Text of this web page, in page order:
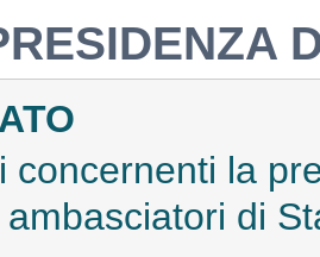
concernenti la
di